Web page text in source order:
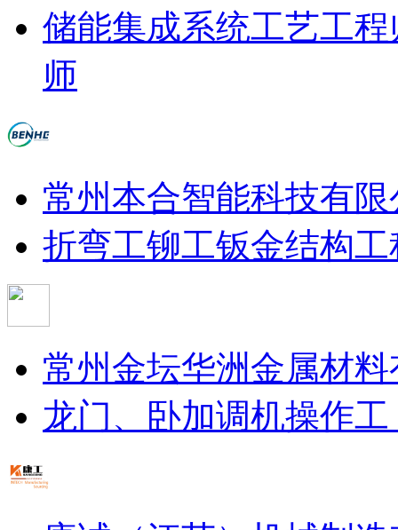
储能集成系统工艺工程
师
常州本合智能科技有限
折弯工铆工钣金结构工
常州金坛华洲金属材
龙门、卧加调机操作